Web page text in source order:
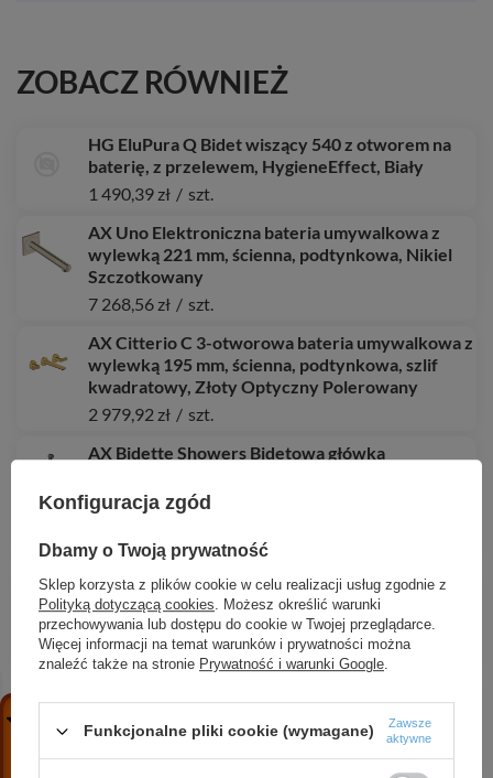
ZOBACZ RÓWNIEŻ
HG EluPura Q Bidet wiszący 540 z otworem na
baterię, z przelewem, HygieneEffect, Biały
1 490,39 zł / szt.
AX Uno Elektroniczna bateria umywalkowa z
wylewką 221 mm, ścienna, podtynkowa, Nikiel
Szczotkowany
7 268,56 zł / szt.
AX Citterio C 3-otworowa bateria umywalkowa z
wylewką 195 mm, ścienna, podtynkowa, szlif
kwadratowy, Złoty Optyczny Polerowany
2 979,92 zł / szt.
AX Bidette Showers Bidetowa główka
uchwytem i wężem prysznicowym 1.25 m,
okrągła, Czarny Chrom Szczotkowany
2 915,35 zł / szt.
HG Zesis M33 Jednouchwytowa bateria
kuchenna 200, z zaworem umożliwiającym
podłączenie zmywarki, Chrom
1 039,23 zł / szt.
wylewką 195 mm, ścienna, podtynkowa, szlif
kwadratowy, Brąz Szczotkowany
Konfiguracja zgód
Dbamy o Twoją prywatność
Sklep korzysta z plików cookie w celu realizacji usług zgodnie z
Polityką dotyczącą cookies. Możesz określić warunki
przechowywania lub dostępu do cookie w Twojej przeglądarce.
Więcej informacji na temat warunków i prywatności można
znaleźć także na stronie Prywatność i warunki Google.
Funkcjonalne pliki cookie (wymagane)
Zawsze
aktywne